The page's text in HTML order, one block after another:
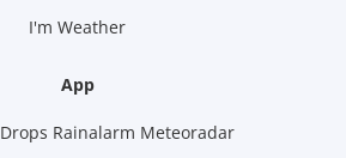
I'm Weather
App
Rainalarm Meteoradar